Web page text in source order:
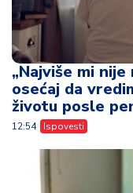
„Najviše mi
osećaj da
životu posle
12:54 Ispovesti